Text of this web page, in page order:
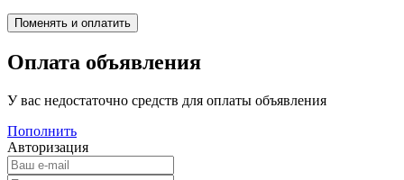
Оплата объявления
У вас недостаточно средств для оплаты объявления
Пополнить
Авторизация